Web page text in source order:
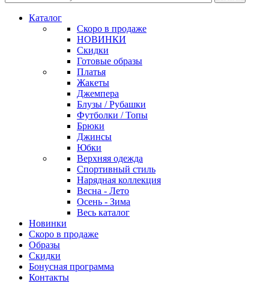
Каталог
Скоро в продаже
НОВИНКИ
Скидки
Готовые образы
Платья
Жакеты
Джемпера
Блузы / Рубашки
Футболки / Топы
Брюки
Джинсы
Юбки
Верхняя одежда
Спортивный стиль
Нарядная коллекция
Весна - Лето
Осень - Зима
Весь каталог
Новинки
Скоро в продаже
Образы
Скидки
Бонусная программа
Контакты